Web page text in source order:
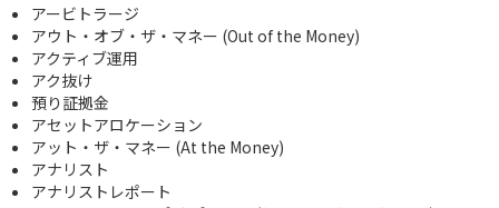
アービトラージ
アウト・オブ・ザ・マネー (Out of the Money)
アクティブ運用
アク抜け
預り証拠金
アセットアロケーション
アット・ザ・マネー (At the Money)
アナリスト
アナリストレポート